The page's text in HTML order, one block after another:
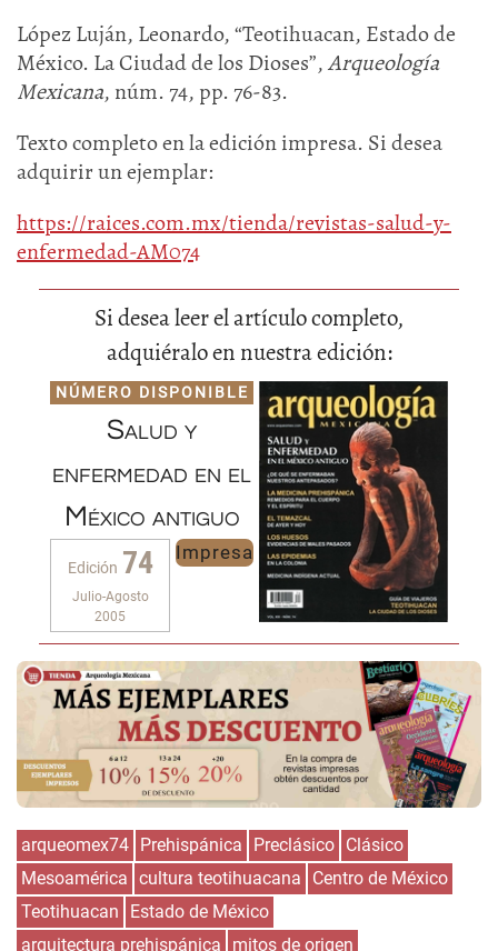
López Luján, Leonardo, “Teotihuacan, Estado de
México. La Ciudad de los Dioses”,Arqueología
Mexicana, núm. 74, pp. 76-83.
Texto completo en la edición impresa. Si desea
adquirir un ejemplar:
https://raices.com.mx/tienda/revistas-salud-y-
enfermedad-AM074
Si desea leer el artículo completo,
adquiéralo en nuestra edición:
NÚMERO DISPONIBLE
Salud y
enfermedad en el
México antiguo
Edición 74
Julio-Agosto
2005
Impresa
arqueomex74 Prehispánica Preclásico Clásico
Mesoamérica cultura teotihuacana
Centro de México
Teotihuacan
Estado de México
arquitectura prehispánica
mitos de origen